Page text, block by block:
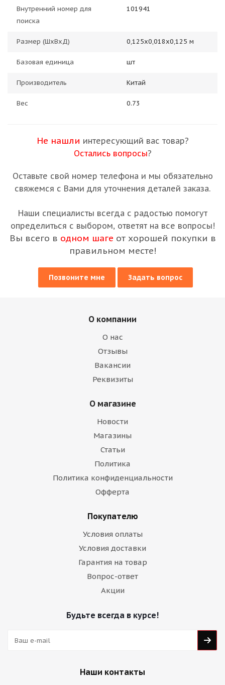
Внутренний номер для
поиска
101941
Размер (ШхВхД) 0,125х0,018х0,125 м
Базовая единица шт
Производитель Китай
Вес 0.73
Не нашли интересующий вас товар?
Остались вопросы?
Оставьте свой номер телефона и мы обязательно
свяжемся с Вами для уточнения деталей заказа.
Наши специалисты всегда с радостью помогут
определиться с выбором, ответят на все вопросы!
Вы всего в одном шаге от хорошей покупки в
правильном месте!
Позвоните мне Задать вопрос
О компании
О нас
Отзывы
Вакансии
Реквизиты
О магазине
Новости
Магазины
Статьи
Политика
Политика конфиденциальности
Офферта
Покупателю
Условия оплаты
Условия доставки
Гарантия на товар
Вопрос-ответ
Акции
Будьте всегда в курсе!
Наши контакты